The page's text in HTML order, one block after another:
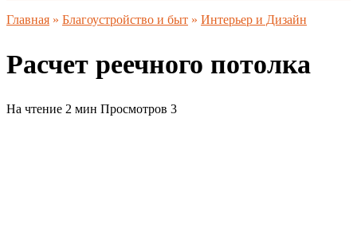
Главная » Благоустройство и быт » Интерьер и Дизайн
Расчет реечного потолка
На чтение 2 мин Просмотров 3